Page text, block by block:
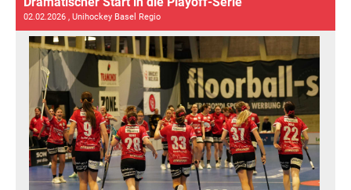
02.02.2026 , Unihockey Basel Regio